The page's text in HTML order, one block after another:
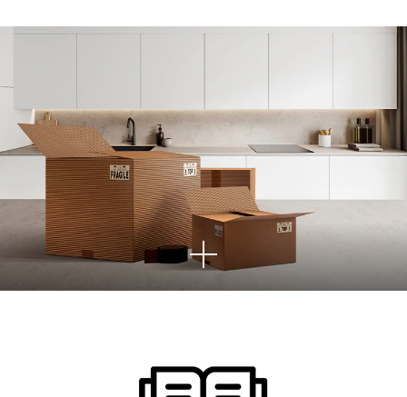
انظر
المز
يد